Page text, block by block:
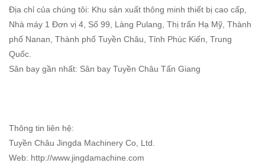
Địa chỉ của chúng tôi: Khu sản xuất thông minh thiết bị cao cấp,
Nhà máy 1 Đơn vị 4, Số 99, Làng Pulang, Thị trấn Hạ Mỹ, Thành
phố Nanan, Thành phố Tuyền Châu, Tỉnh Phúc Kiến, Trung
Quốc.
Sân bay gần nhất: Sân bay Tuyền Châu Tấn Giang
Thông tin liên hệ:
Tuyền Châu Jingda Machinery Co, Ltd.
Web: http://www.jingdamachine.com